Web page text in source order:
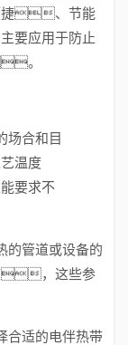
捷、节能
应用于防止
。
合和目
温度
要求不
管道或设备的
，这些参
适的电伴热带